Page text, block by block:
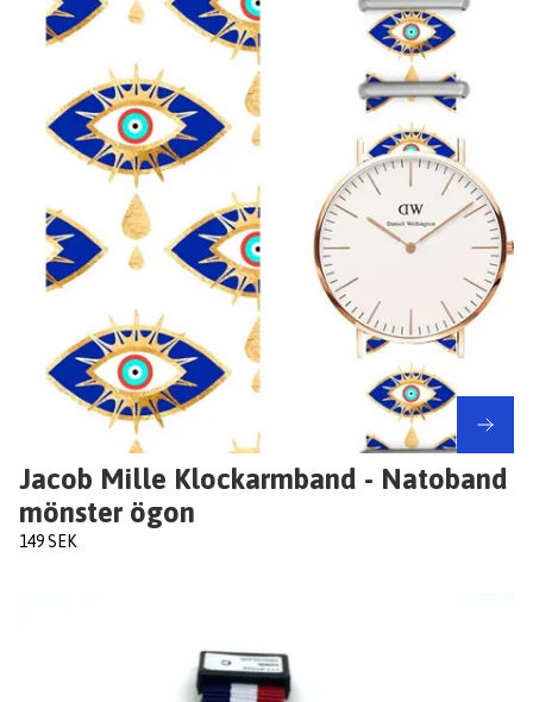
Jacob Mille Klockarmband - Natoband
mönster ögon
149 SEK